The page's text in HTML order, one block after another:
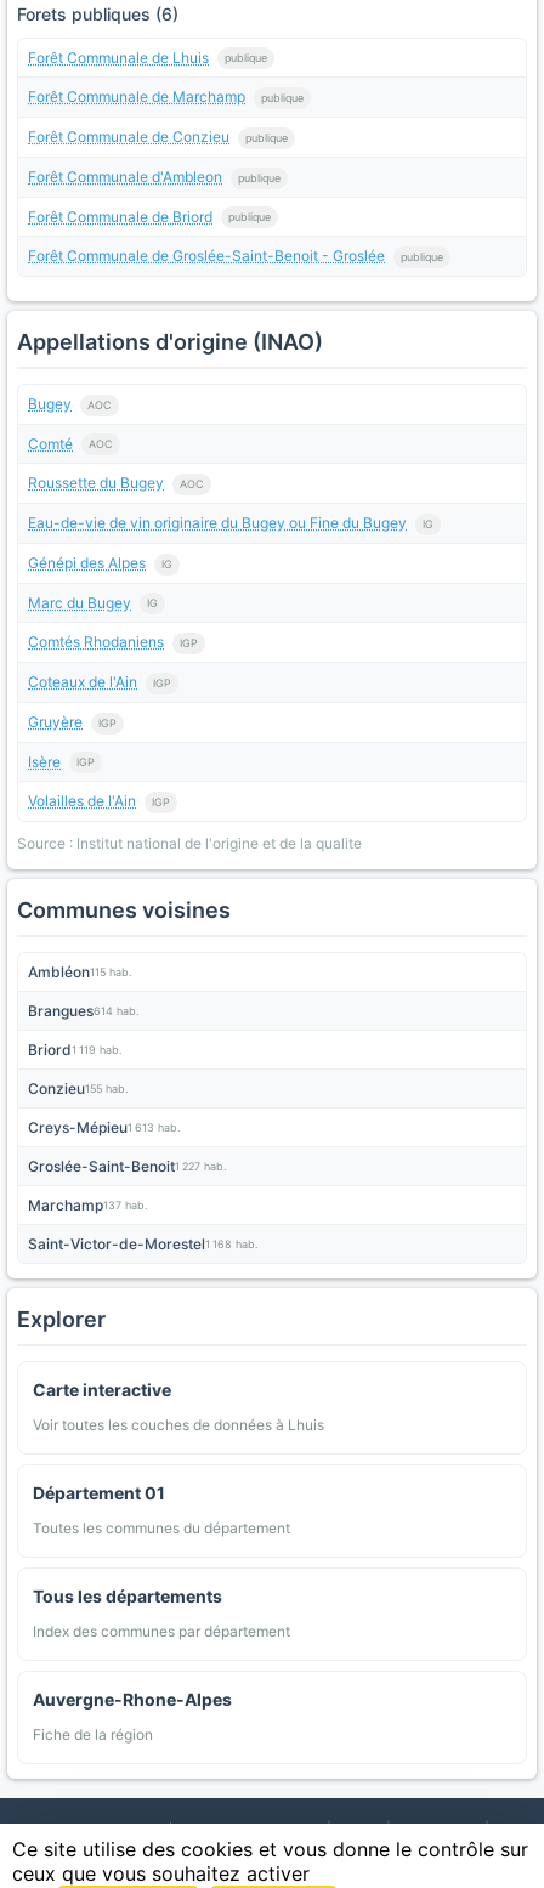
Forets publiques (6)
Forêt Communale de Lhuis publique
Forêt Communale de Marchamp publique
Forêt Communale de Conzieu publique
Forêt Communale d'Ambleon publique
Forêt Communale de Briord publique
Forêt Communale de Groslée-Saint-Benoit - Groslée publique
Appellations d'origine (INAO)
Bugey AOC
Comté AOC
Roussette du Bugey AOC
Eau-de-vie de vin originaire du Bugey ou Fine du Bugey IG
Génépi des Alpes IG
Marc du Bugey IG
Comtés Rhodaniens IGP
Coteaux de l'Ain IGP
Gruyère IGP
Isère IGP
Volailles de l'Ain IGP
Source : Institut national de l'origine et de la qualite
Communes voisines
Ambléon115 hab.
Brangues614 hab.
Briord1 119 hab.
Conzieu155 hab.
Creys-Mépieu1 613 hab.
Groslée-Saint-Benoit1 227 hab.
Marchamp137 hab.
Saint-Victor-de-Morestel1 168 hab.
Explorer
Carte interactive
Voir toutes les couches de données à Lhuis
Département 01
Toutes les communes du département
Tous les départements
Index des communes par département
Auvergne-Rhone-Alpes
Fiche de la région
AgriMap — Données agricoles ouvertes | Carte | Communes |
Appellations | Regions | Cultures | Zones protégées | Forets |
Littoral | Espaces naturels | Statistiques
Ce site utilise des cookies et vous donne le contrôle sur
ceux que vous souhaitez activer